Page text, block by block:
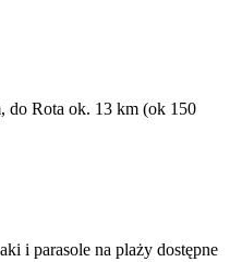
do Rota ok. 13 km (ok 150
i parasole na plaży dostępne